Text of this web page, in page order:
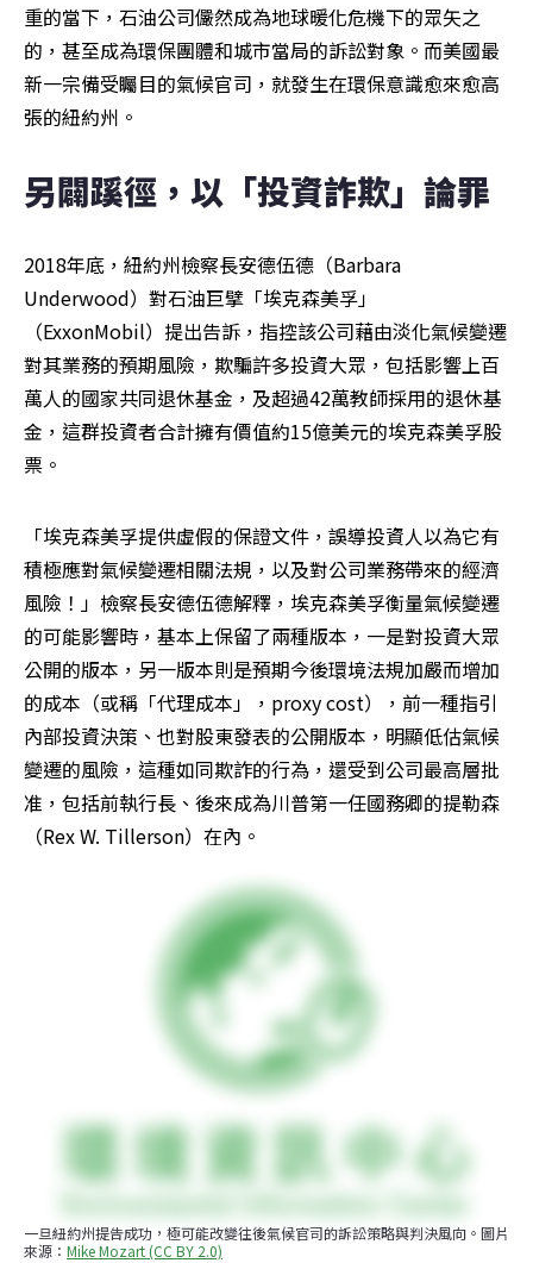
重的當下，石油公司儼然成為地球暖化危機下的眾矢之
的，甚至成為環保團體和城市當局的訴訟對象。而美國最
新一宗備受矚目的氣候官司，就發生在環保意識愈來愈高
張的紐約州。
另闢蹊徑，以「投資詐欺」論罪
2018年底，紐約州檢察長安德伍德（Barbara
Underwood）對石油巨擘「埃克森美孚」
（ExxonMobil）提出告訴，指控該公司藉由淡化氣候變遷
對其業務的預期風險，欺騙許多投資大眾，包括影響上百
萬人的國家共同退休基金，及超過42萬教師採用的退休基
金，這群投資者合計擁有價值約15億美元的埃克森美孚股
票。
「埃克森美孚提供虛假的保證文件，誤導投資人以為它有
積極應對氣候變遷相關法規，以及對公司業務帶來的經濟
風險！」檢察長安德伍德解釋，埃克森美孚衡量氣候變遷
的可能影響時，基本上保留了兩種版本，一是對投資大眾
公開的版本，另一版本則是預期今後環境法規加嚴而增加
的成本（或稱「代理成本」，proxy cost），前一種指引
內部投資決策、也對股東發表的公開版本，明顯低估氣候
變遷的風險，這種如同欺詐的行為，還受到公司最高層批
准，包括前執行長、後來成為川普第一任國務卿的提勒森
（Rex W. Tillerson）在內。
一旦紐約州提告成功，極可能改變往後氣候官司的訴訟策略與判決風向。圖片
來源： Mike Mozart (CC BY 2.0)